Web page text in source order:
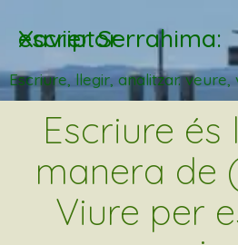
Xavier Serrahima: escriptor
Escriure, llegir, analitzar. veure,
Escriure és
manera de
Viure per